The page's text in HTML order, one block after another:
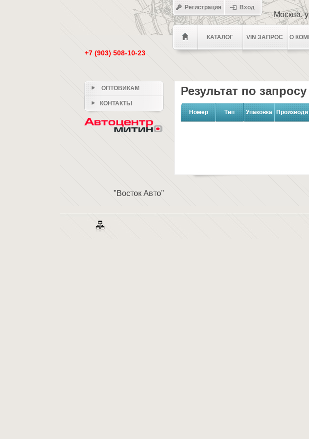
+7 (903) 508-10-23
КАТАЛОГ VIN ЗАПРОС О
Регистрация Вход
Москва,
Результат по запросу
Номер Тип Упаковка
ОПТОВИКАМ
КОНТАКТЫ
"Восток Авто"